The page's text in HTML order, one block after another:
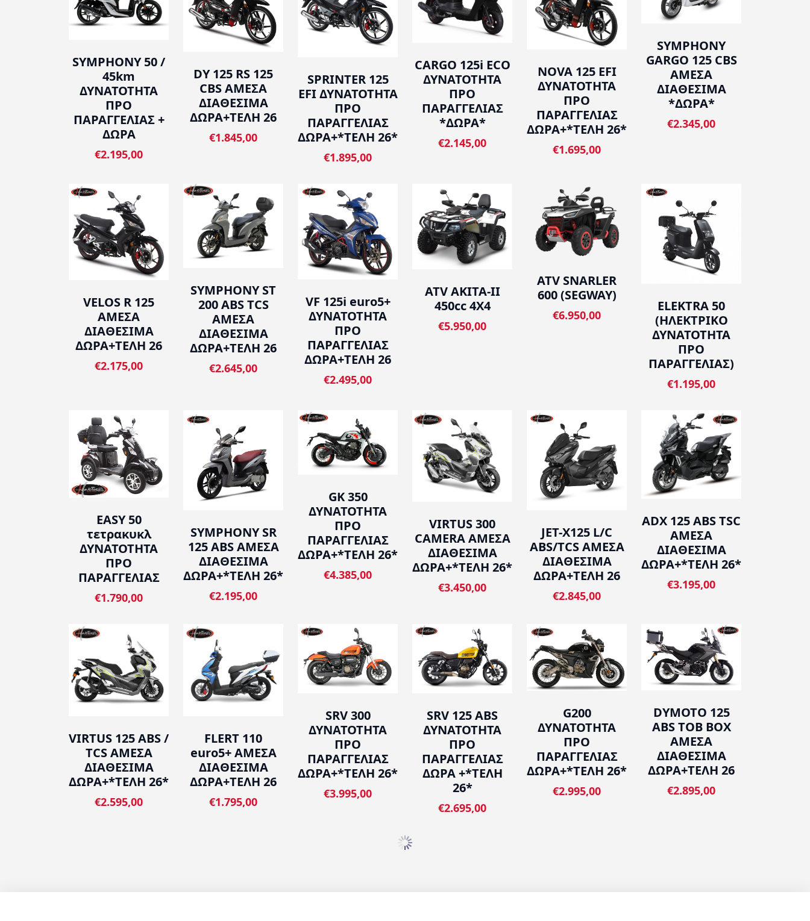
SYMPHONY 50 /
45km
ΔΥΝΑΤΟΤΗΤΑ
ΠΡΟ
ΠΑΡΑΓΓΕΛΙΑΣ +
ΔΩΡΑ
€2.195,00
DY 125 RS 125
CBS ΑΜΕΣΑ
ΔΙΑΘΕΣΙΜΑ
ΔΩΡΑ+ΤΕΛΗ 26
€1.845,00
SPRINTER 125
EFI ΔΥΝΑΤΟΤΗΤΑ
ΠΡΟ
ΠΑΡΑΓΓΕΛΙΑΣ
ΔΩΡΑ+*ΤΕΛΗ 26*
€1.895,00
CARGO 125i ECO
ΔΥΝΑΤΟΤΗΤΑ
ΠΡΟ
ΠΑΡΑΓΓΕΛΙΑΣ
*ΔΩΡΑ*
€2.145,00
NOVA 125 EFI
ΔΥΝΑΤΟΤΗΤΑ
ΠΡΟ
ΠΑΡΑΓΓΕΛΙΑΣ
ΔΩΡΑ+*ΤΕΛΗ 26*
€1.695,00
SYMPHONY
GARGO 125 CBS
ΑΜΕΣΑ
ΔΙΑΘΕΣΙΜΑ
*ΔΩΡΑ*
€2.345,00
VELOS R 125
ΑΜΕΣΑ
ΔΙΑΘΕΣΙΜΑ
ΔΩΡΑ+ΤΕΛΗ 26
€2.175,00
SYMPHONY ST
200 ABS TCS
ΑΜΕΣΑ
ΔΙΑΘΕΣΙΜΑ
ΔΩΡΑ+ΤΕΛΗ 26
€2.645,00
VF 125i euro5+
ΔΥΝΑΤΟΤΗΤΑ
ΠΡΟ
ΠΑΡΑΓΓΕΛΙΑΣ
ΔΩΡΑ+ΤΕΛΗ 26
€2.495,00
ATV AKITA-II
450cc 4X4
€5.950,00
ATV SNARLER
600 (SEGWAY)
€6.950,00
ELEKTRA 50
(ΗΛΕΚΤΡΙΚΟ
ΔΥΝΑΤΟΤΗΤΑ
ΠΡΟ
ΠΑΡΑΓΓΕΛΙΑΣ)
€1.195,00
EASY 50
τετρακυκλ
ΔΥΝΑΤΟΤΗΤΑ
ΠΡΟ
ΠΑΡΑΓΓΕΛΙΑΣ
€1.790,00
SYMPHONY SR
125 ABS ΑΜΕΣΑ
ΔΙΑΘΕΣΙΜΑ
ΔΩΡΑ+*ΤΕΛΗ 26*
€2.195,00
GK 350
ΔΥΝΑΤΟΤΗΤΑ
ΠΡΟ
ΠΑΡΑΓΓΕΛΙΑΣ
ΔΩΡΑ+*ΤΕΛΗ 26*
€4.385,00
VIRTUS 300
CAMERA ΑΜΕΣΑ
ΔΙΑΘΕΣΙΜΑ
ΔΩΡΑ+*ΤΕΛΗ 26*
€3.450,00
JET-X125 L/C
ABS/TCS ΑΜΕΣΑ
ΔΙΑΘΕΣΙΜΑ
ΔΩΡΑ+ΤΕΛΗ 26
€2.845,00
ADX 125 ABS TSC
ΑΜΕΣΑ
ΔΙΑΘΕΣΙΜΑ
ΔΩΡΑ+*ΤΕΛΗ 26*
€3.195,00
VIRTUS 125 ABS /
TCS ΑΜΕΣΑ
ΔΙΑΘΕΣΙΜΑ
ΔΩΡΑ+*ΤΕΛΗ 26*
€2.595,00
FLERT 110
euro5+ ΑΜΕΣΑ
ΔΙΑΘΕΣΙΜΑ
ΔΩΡΑ+ΤΕΛΗ 26
€1.795,00
SRV 300
ΔΥΝΑΤΟΤΗΤΑ
ΠΡΟ
ΠΑΡΑΓΓΕΛΙΑΣ
ΔΩΡΑ+*ΤΕΛΗ 26*
€3.995,00
SRV 125 ABS
ΔΥΝΑΤΟΤΗΤΑ
ΠΡΟ
ΠΑΡΑΓΓΕΛΙΑΣ
ΔΩΡΑ +*ΤΕΛΗ
26*
€2.695,00
G200
ΔΥΝΑΤΟΤΗΤΑ
ΠΡΟ
ΠΑΡΑΓΓΕΛΙΑΣ
ΔΩΡΑ+*ΤΕΛΗ 26*
€2.995,00
DYMOTO 125
ABS ΤOB BOX
ΑΜΕΣΑ
ΔΙΑΘΕΣΙΜΑ
ΔΩΡΑ+ΤΕΛΗ 26
€2.895,00